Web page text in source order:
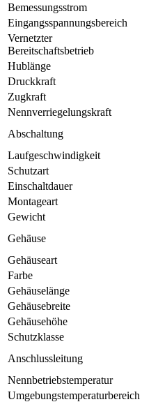
Bemessungsstrom
Eingangsspannungsbereich
Vernetzter
Bereitschaftsbetrieb
Hublänge
Druckkraft
Zugkraft
Nennverriegelungskraft
Abschaltung
Laufgeschwindigkeit
Schutzart
Einschaltdauer
Montageart
Gewicht
Gehäuse
Gehäuseart
Farbe
Gehäuselänge
Gehäusebreite
Gehäusehöhe
Schutzklasse
Anschlussleitung
Nennbetriebstemperatur
Umgebungstemperaturbereich